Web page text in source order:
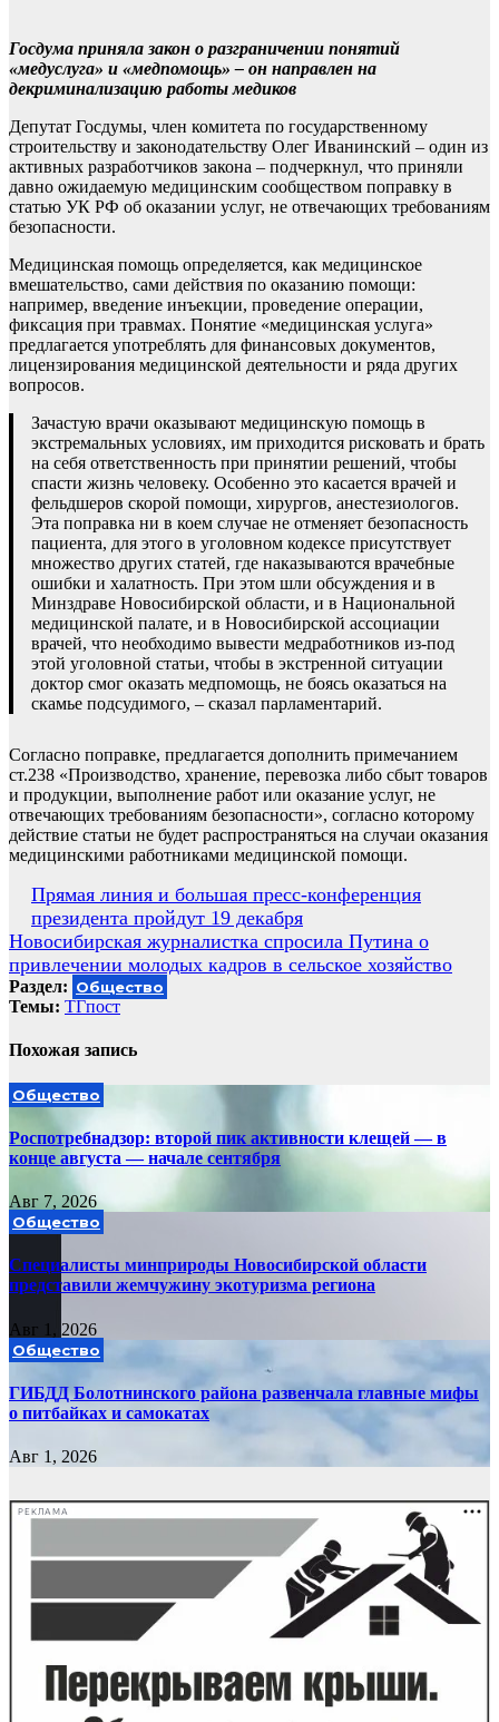
Госдума приняла закон о разграничении понятий
«медуслуга» и «медпомощь» – он направлен на
декриминализацию работы медиков
Депутат Госдумы, член комитета по государственному
строительству и законодательству Олег Иванинский – один из
активных разработчиков закона – подчеркнул, что приняли
давно ожидаемую медицинским сообществом поправку в
статью УК РФ об оказании услуг, не отвечающих требованиям
безопасности.
Медицинская помощь определяется, как медицинское
вмешательство, сами действия по оказанию помощи:
например, введение инъекции, проведение операции,
фиксация при травмах. Понятие «медицинская услуга»
предлагается употреблять для финансовых документов,
лицензирования медицинской деятельности и ряда других
вопросов.
Зачастую врачи оказывают медицинскую помощь в
экстремальных условиях, им приходится рисковать и брать
на себя ответственность при принятии решений, чтобы
спасти жизнь человеку. Особенно это касается врачей и
фельдшеров скорой помощи, хирургов, анестезиологов.
Эта поправка ни в коем случае не отменяет безопасность
пациента, для этого в уголовном кодексе присутствует
множество других статей, где наказываются врачебные
ошибки и халатность. При этом шли обсуждения и в
Минздраве Новосибирской области, и в Национальной
медицинской палате, и в Новосибирской ассоциации
врачей, что необходимо вывести медработников из-под
этой уголовной статьи, чтобы в экстренной ситуации
доктор смог оказать медпомощь, не боясь оказаться на
скамье подсудимого, – сказал парламентарий.
Согласно поправке, предлагается дополнить примечанием
ст.238 «Производство, хранение, перевозка либо сбыт товаров
и продукции, выполнение работ или оказание услуг, не
отвечающих требованиям безопасности», согласно которому
действие статьи не будет распространяться на случаи оказания
медицинскими работниками медицинской помощи.
Навигация
по
записям
Прямая линия и большая пресс-конференция
президента пройдут 19 декабря
Новосибирская журналистка спросила Путина о
привлечении молодых кадров в сельское хозяйство
Раздел: Общество
Темы: ТГпост
Похожая запись
Общество
Роспотребнадзор: второй пик активности клещей — в
конце августа — начале сентября
Авг 7, 2026
Общество
Специалисты минприроды Новосибирской области
представили жемчужину экотуризма региона
Авг 1, 2026
Общество
ГИБДД Болотнинского района развенчала главные мифы
о питбайках и самокатах
Авг 1, 2026
РЕКЛАМА